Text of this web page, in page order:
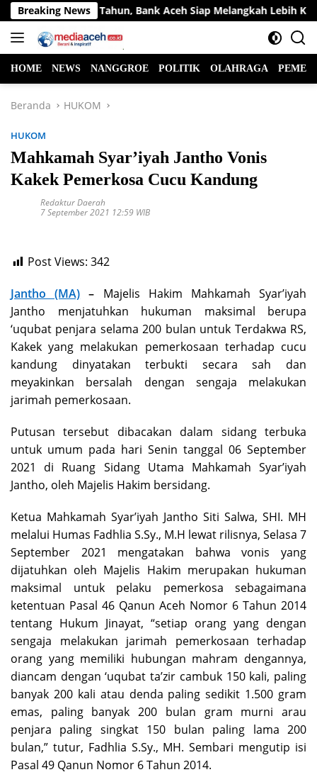
Langsung
ke
konten
Breaking News
Selama 53 Tahun, Bank Aceh Siap Melangkah Lebih Kuat
HOME NEWS NANGGROE POLITIK OLAHRAGA
Beranda HUKOM
HUKOM
Mahkamah Syar’iyah Jantho Vonis
Kakek Pemerkosa Cucu Kandung
Redaktur Daerah
7 September 2021 12:59 WIB
Post Views: 342
Jantho (MA) – Majelis Hakim Mahkamah Syar’iyah
Jantho menjatuhkan hukuman maksimal berupa
‘uqubat penjara selama 200 bulan untuk Terdakwa RS,
Kakek yang melakukan pemerkosaan terhadap cucu
kandung dinyatakan terbukti secara sah dan
meyakinkan bersalah dengan sengaja melakukan
jarimah pemerkosaan.
Putusan tersebut dibacakan dalam sidang terbuka
untuk umum pada hari Senin tanggal 06 September
2021 di Ruang Sidang Utama Mahkamah Syar’iyah
Jantho, oleh Majelis Hakim bersidang.
Ketua Mahkamah Syar’iyah Jantho Siti Salwa, SHI. MH
melalui Humas Fadhlia S.Sy., M.H lewat rilisnya, Selasa 7
September 2021 mengatakan bahwa vonis yang
dijatuhkan oleh Majelis Hakim merupakan hukuman
maksimal untuk pelaku pemerkosa sebagaimana
ketentuan Pasal 46 Qanun Aceh Nomor 6 Tahun 2014
tentang Hukum Jinayat, “setiap orang yang dengan
sengaja melakukan jarimah pemerkosaan terhadap
orang yang memiliki hubungan mahram dengannya,
diancam dengan ‘uqubat ta’zir cambuk 150 kali, paling
banyak 200 kali atau denda paling sedikit 1.500 gram
emas, paling banyak 200 bulan gram murni arau
penjara paling singkat 150 bulan paling lama 200
bulan,” tutur, Fadhlia S.Sy., MH. Sembari mengutip isi
Pasal 49 Qanun Nomor 6 Tahun 2014.